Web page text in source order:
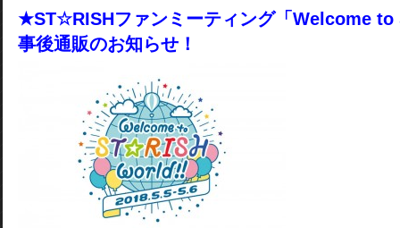
★ST☆RISHファンミーティング「Welcome
事後通販のお知らせ！